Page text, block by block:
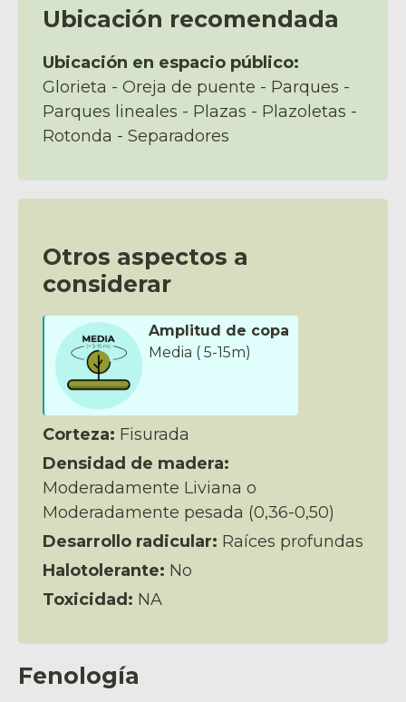
Ubicación recomendada
Ubicación en espacio público:
Glorieta - Oreja de puente - Parques -
Parques lineales - Plazas - Plazoletas -
Rotonda - Separadores
Otros aspectos a
considerar
Amplitud de copa
Media ( 5-15m)
Corteza: Fisurada
Densidad de madera:
Moderadamente Liviana o
Moderadamente pesada (0,36-0,50)
Desarrollo radicular: Raíces profundas
Halotolerante: No
Toxicidad: NA
Fenología